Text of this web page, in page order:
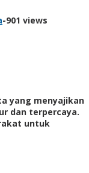
-901 views
yang menyajikan
dan terpercaya.
untuk